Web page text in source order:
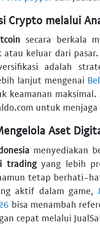
Crypto melalui
secara berkala
keluar dari pasar.
adalah
lanjut mengenai
keamanan
untuk
Aset
menyediakan
tradingyang lebih
tetap berhati-
aktif dalam game,
bisa menambah
cepat melalui